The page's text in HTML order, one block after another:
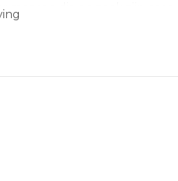
die op zoek zijn naar
Het object dateert
bedraagt circa 525 m3 en